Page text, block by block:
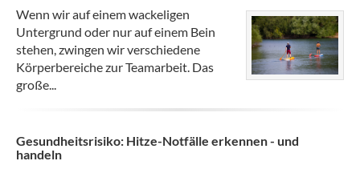
Wenn wir auf einem wackeligen
Untergrund oder nur auf einem Bein
stehen, zwingen wir verschiedene
Körperbereiche zur Teamarbeit. Das
große...
Gesundheitsrisiko: Hitze-Notfälle erkennen - und
handeln